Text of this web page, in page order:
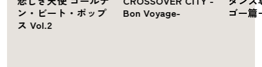
ン・ビート・ポップ
ス Vol.2
Bon Voyage-
ゴー篇